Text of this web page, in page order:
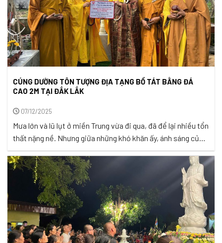
CÚNG DƯỜNG TÔN TƯỢNG ĐỊA TẠNG BỒ TÁT BẰNG ĐÁ
CAO 2M TẠI ĐẮK LẮK
07/12/2025
Mưa lớn và lũ lụt ở miền Trung vừa đi qua, đã để lại nhiều tổn
thất nặng nề. Nhưng giữa những khó khăn ấy, ánh sáng của
tình người vẫn luôn hiện hữu. Khi nhìn những mái nhà chìm
trong nước, những con người đang gồng mình giữa dòng lũ,
ta không chỉ thấy ...